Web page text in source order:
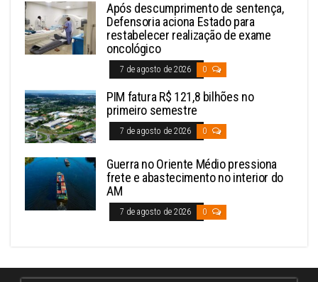
Após descumprimento de sentença,
Defensoria aciona Estado para
restabelecer realização de exame
oncológico
7 de agosto de 2026 0
PIM fatura R$ 121,8 bilhões no
primeiro semestre
7 de agosto de 2026 0
Guerra no Oriente Médio pressiona
frete e abastecimento no interior do
AM
7 de agosto de 2026 0